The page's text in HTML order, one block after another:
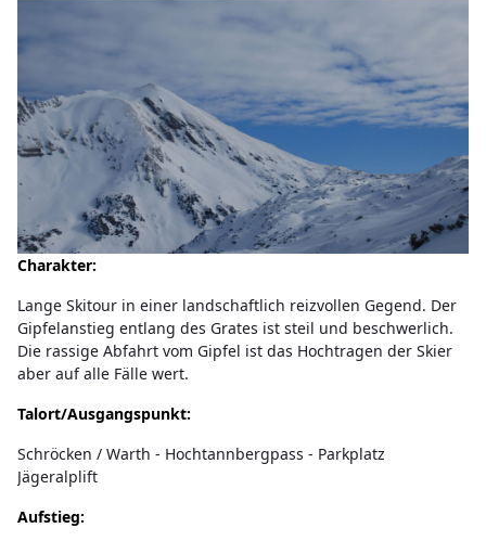
Charakter:
Lange Skitour in einer landschaftlich reizvollen Gegend. Der
Gipfelanstieg entlang des Grates ist steil und beschwerlich.
Die rassige Abfahrt vom Gipfel ist das Hochtragen der Skier
aber auf alle Fälle wert.
Talort/Ausgangspunkt:
Schröcken / Warth - Hochtannbergpass - Parkplatz
Jägeralplift
Aufstieg: